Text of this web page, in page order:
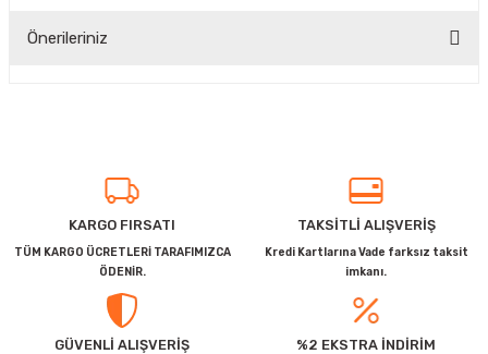
Önerileriniz
Ürün açıklamasında eksik bilgiler bulunuyor.
Ürün bilgilerinde hatalar bulunuyor.
Ürün fiyatı diğer sitelerden daha pahalı.
Bu ürüne benzer farklı alternatifler olmalı.
KARGO FIRSATI
TÜM KARGO ÜCRETLERİ TARAFIMIZCA
ÖDENİR.
TAKSİTLİ ALIŞVERİŞ
Kredi Kartlarına Vade farksız taksit
imkanı.
GÜVENLİ ALIŞVERİŞ %2 EKSTRA İNDİRİM